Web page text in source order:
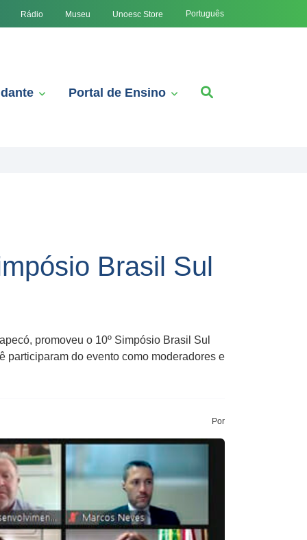
Rádio Museu Unoesc Store Português
Portal de Ensino
Brasil Sul
promoveu o 10º Simpósio Brasil Sul
participaram do evento como moderadores e
Por